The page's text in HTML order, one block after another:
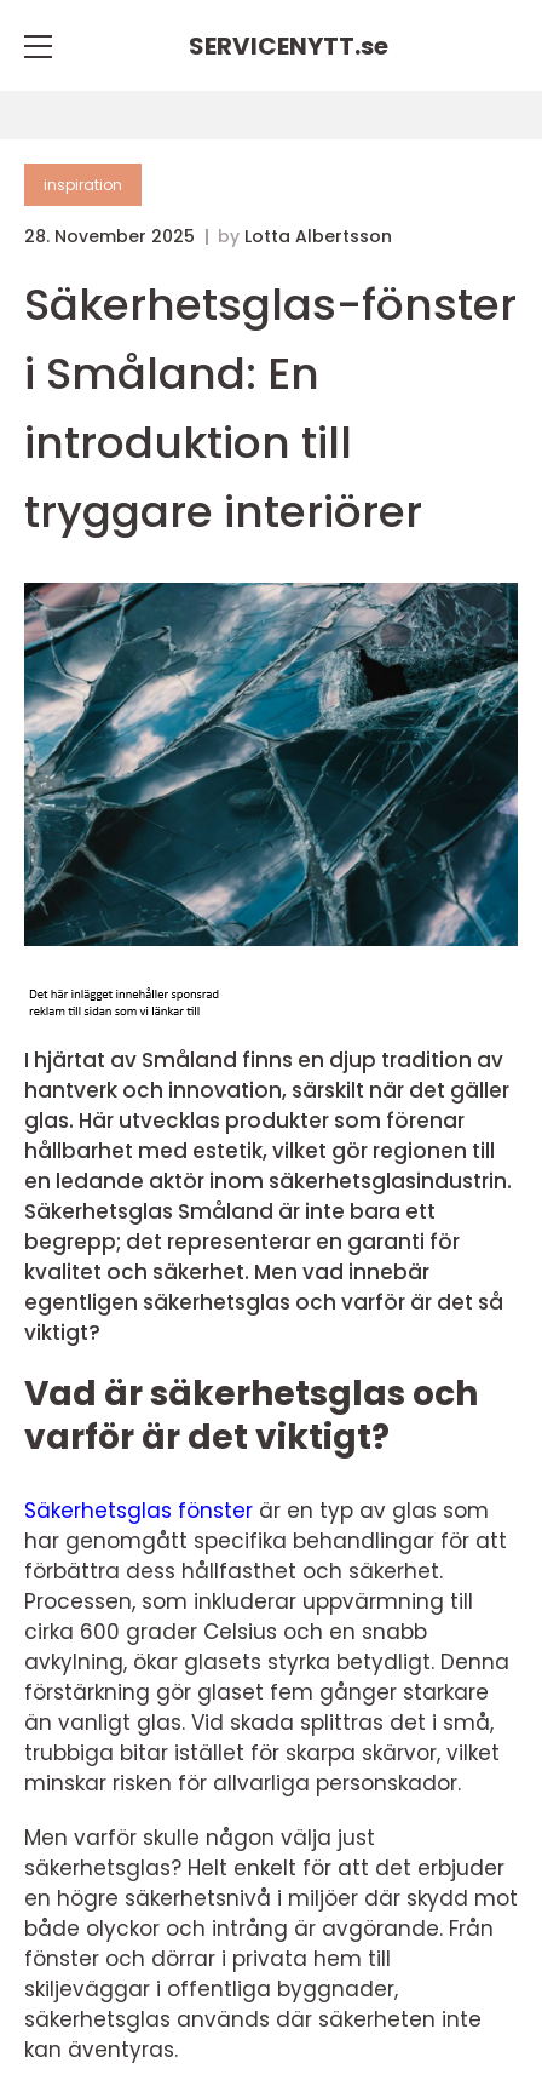
SERVICENYTT.se
inspiration
28. November 2025 by Lotta Albertsson
Säkerhetsglas-fönster
i Småland: En
introduktion till
tryggare interiörer
I hjärtat av Småland finns en djup tradition av
hantverk och innovation, särskilt när det gäller
glas. Här utvecklas produkter som förenar
hållbarhet med estetik, vilket gör regionen till
en ledande aktör inom säkerhetsglasindustrin.
Säkerhetsglas Småland är inte bara ett
begrepp; det representerar en garanti för
kvalitet och säkerhet. Men vad innebär
egentligen säkerhetsglas och varför är det så
viktigt?
Vad är säkerhetsglas och
varför är det viktigt?
Säkerhetsglas fönster är en typ av glas som
har genomgått specifika behandlingar för att
förbättra dess hållfasthet och säkerhet.
Processen, som inkluderar uppvärmning till
cirka 600 grader Celsius och en snabb
avkylning, ökar glasets styrka betydligt. Denna
förstärkning gör glaset fem gånger starkare
än vanligt glas. Vid skada splittras det i små,
trubbiga bitar istället för skarpa skärvor, vilket
minskar risken för allvarliga personskador.
Men varför skulle någon välja just
säkerhetsglas? Helt enkelt för att det erbjuder
en högre säkerhetsnivå i miljöer där skydd mot
både olyckor och intrång är avgörande. Från
fönster och dörrar i privata hem till
skiljeväggar i offentliga byggnader,
säkerhetsglas används där säkerheten inte
kan äventyras.